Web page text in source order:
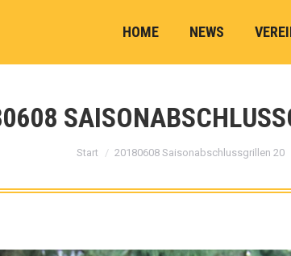
HOME NEWS
Sie befinden sich hier:
Start 20180608 Saisonabschlussgrillen 20